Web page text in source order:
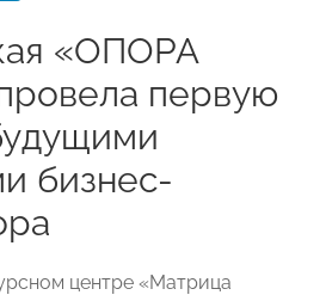
«ОПОРА
первую
бизнес-
центре «Матрица